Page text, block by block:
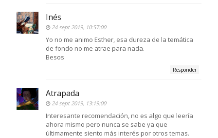
Inés
24 sept 2019, 10:57:00
Yo no me animo Esther, esa dureza de la temática
de fondo no me atrae para nada.
Besos
Responder
Atrapada
24 sept 2019, 13:19:00
Interesante recomendación, no es algo que leería
ahora mismo pero nunca se sabe ya que
últimamente siento más interés por otros temas.